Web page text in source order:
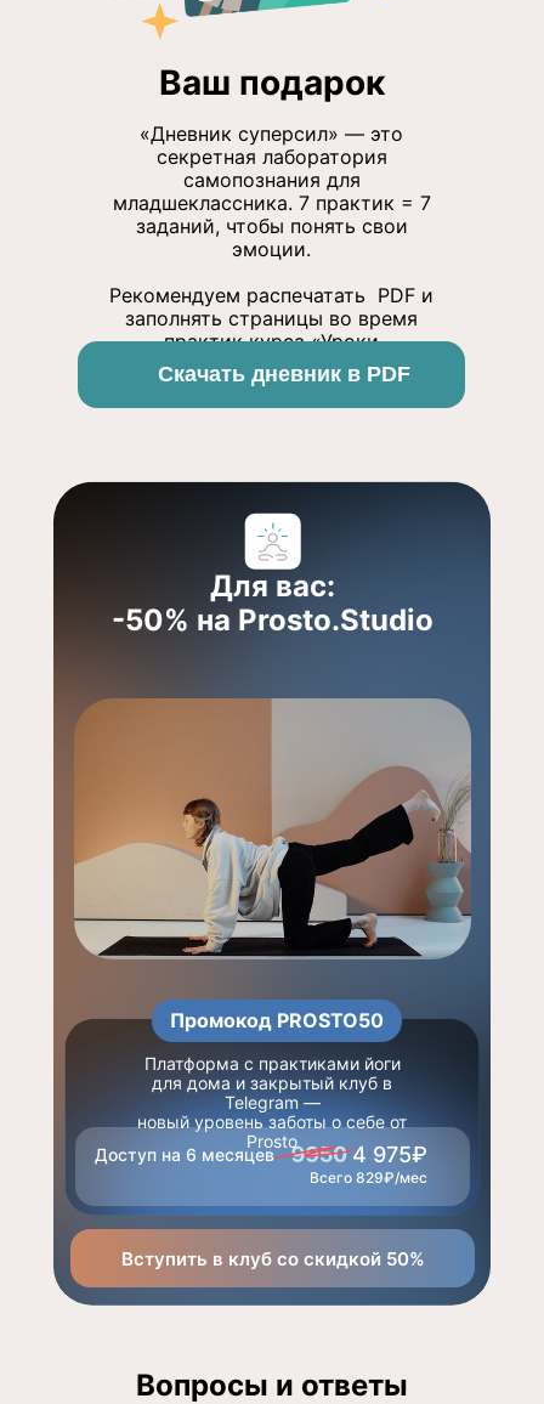
«Дневник суперсил» — это
секретная лаборатория
самопознания для
младшеклассника. 7 практик = 7
заданий, чтобы понять свои
эмоции.
Рекомендуем распечатать PDF и
заполнять страницы во время
практик курса «Уроки
суперсилы».
Ваш подарок
Скачать дневник в PDF
Доступ на 6 месяцев 4 975₽
Всего 829₽/мес
Для вас:
-50% на Prosto.Studio
Промокод PROSTO50
Вступить в клуб со скидкой 50%
Платформа с практиками йоги
для дома и закрытый клуб в
Telegram —
новый уровень заботы о себе от
Prosto
Вопросы и ответы